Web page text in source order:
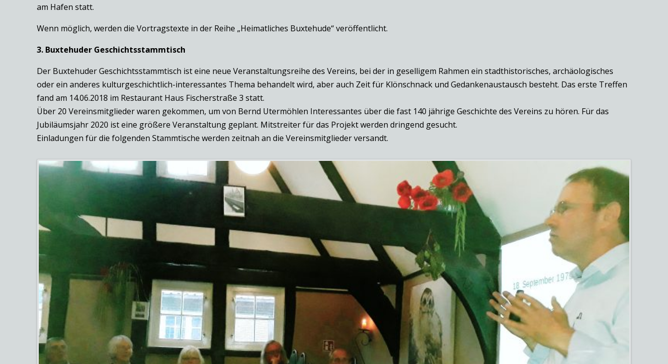
am Hafen statt.
Wenn möglich, werden die Vortragstexte in der Reihe „Heimatliches Buxtehude“ veröffentlicht.
3. Buxtehuder Geschichtsstammtisch
Der Buxtehuder Geschichtsstammtisch ist eine neue Veranstaltungsreihe des Vereins, bei der in geselligem Rahmen ein stadthistorisches, archäologisches
oder ein anderes kulturgeschichtlich-interessantes Thema behandelt wird, aber auch Zeit für Klönschnack und Gedankenaustausch besteht. Das erste Treffen
fand am 14.06.2018 im Restaurant Haus Fischerstraße 3 statt.
Über 20 Vereinsmitglieder waren gekommen, um von Bernd Utermöhlen Interessantes über die fast 140 jährige Geschichte des Vereins zu hören. Für das
Jubiläumsjahr 2020 ist eine größere Veranstaltung geplant. Mitstreiter für das Projekt werden dringend gesucht.
Einladungen für die folgenden Stammtische werden zeitnah an die Vereinsmitglieder versandt.